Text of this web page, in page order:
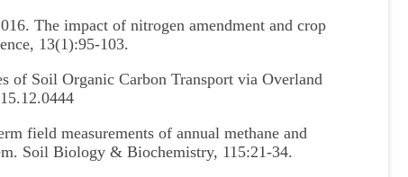
The impact of nitrogen amendment and crop
13(1):95-103.
Soil Organic Carbon Transport via Overland
field measurements of annual methane and
Soil Biology & Biochemistry, 115:21-34.